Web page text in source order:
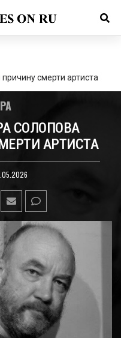
смерти артиста
СОЛОПОВА
АРТИСТА